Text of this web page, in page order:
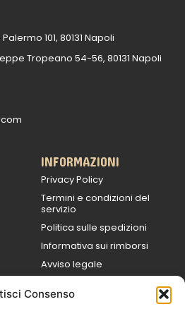
Consenso
101, 80131 Napoli
Tropeano 54-56, 80131 Napoli
INFORMAZIONI
Privacy Policy
Termini e condizioni del
servizio
Politica sulle spedizioni
Informativa sui rimborsi
Avviso legale
9:00